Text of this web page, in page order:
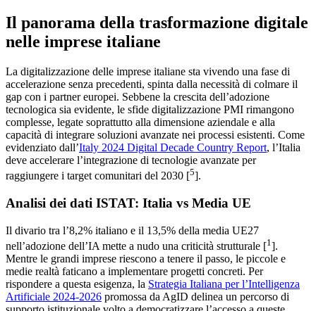
Il panorama della trasformazione digitale
nelle imprese italiane
La digitalizzazione delle imprese italiane sta vivendo una fase di
accelerazione senza precedenti, spinta dalla necessità di colmare il
gap con i partner europei. Sebbene la crescita dell’adozione
tecnologica sia evidente, le sfide digitalizzazione PMI rimangono
complesse, legate soprattutto alla dimensione aziendale e alla
capacità di integrare soluzioni avanzate nei processi esistenti. Come
evidenziato dall’Italy 2024 Digital Decade Country Report, l’Italia
deve accelerare l’integrazione di tecnologie avanzate per
raggiungere i target comunitari del 2030 [5].
Analisi dei dati ISTAT: Italia vs Media UE
Il divario tra l’8,2% italiano e il 13,5% della media UE27
nell’adozione dell’IA mette a nudo una criticità strutturale [1 ].
Mentre le grandi imprese riescono a tenere il passo, le piccole e
medie realtà faticano a implementare progetti concreti. Per
rispondere a questa esigenza, la Strategia Italiana per l’Intelligenza
Artificiale 2024-2026 promossa da AgID delinea un percorso di